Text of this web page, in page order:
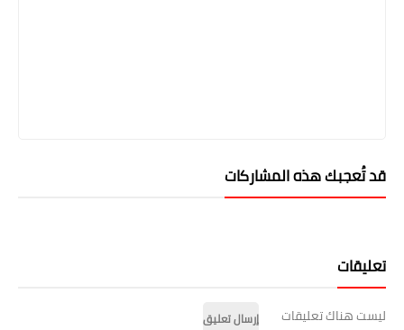
قد تُعجبك هذه المشاركات
تعليقات
ليست هناك تعليقات
إرسال تعليق